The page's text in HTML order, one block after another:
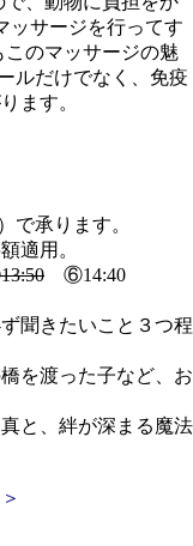
ッサージを行ってす
このマッサージの魅
ルだけでなく、免疫
ます。
で承ります。
適用。
⑥14:40
聞きたいこと３つ程
を渡った子など、お
と、絆が深まる魔法